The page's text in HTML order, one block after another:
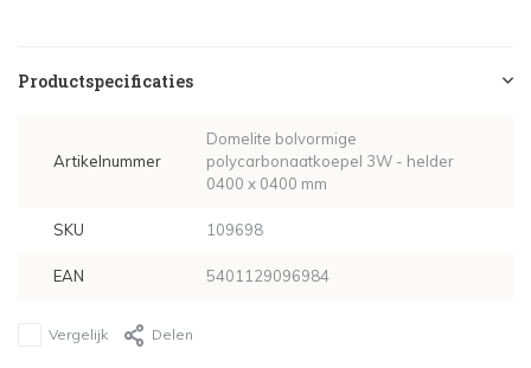
Dagmaat lichtkoepel: 100x150 cm - €698,10
Dagmaat lichtkoepel: 100x160 cm - €725,10
Productspecificaties
Artikelnummer
Domelite bolvormige
polycarbonaatkoepel 3W - helder
0400 x 0400 mm
SKU 109698
EAN 5401129096984
Vergelijk Delen